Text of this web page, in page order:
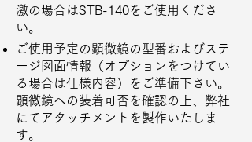
激の場合はSTB-140をご使用くださ
い。
ご使用予定の顕微鏡の型番およびステ
ージ図面情報（オプションをつけてい
る場合は仕様内容）をご準備下さい。
顕微鏡への装着可否を確認の上、弊社
にてアタッチメントを製作いたしま
す。